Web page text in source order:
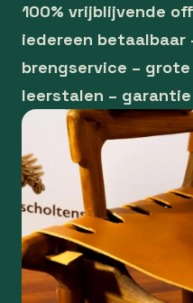
100% vrijblijvende
iedereen betaalbaar
brengservice –
leerstalen –